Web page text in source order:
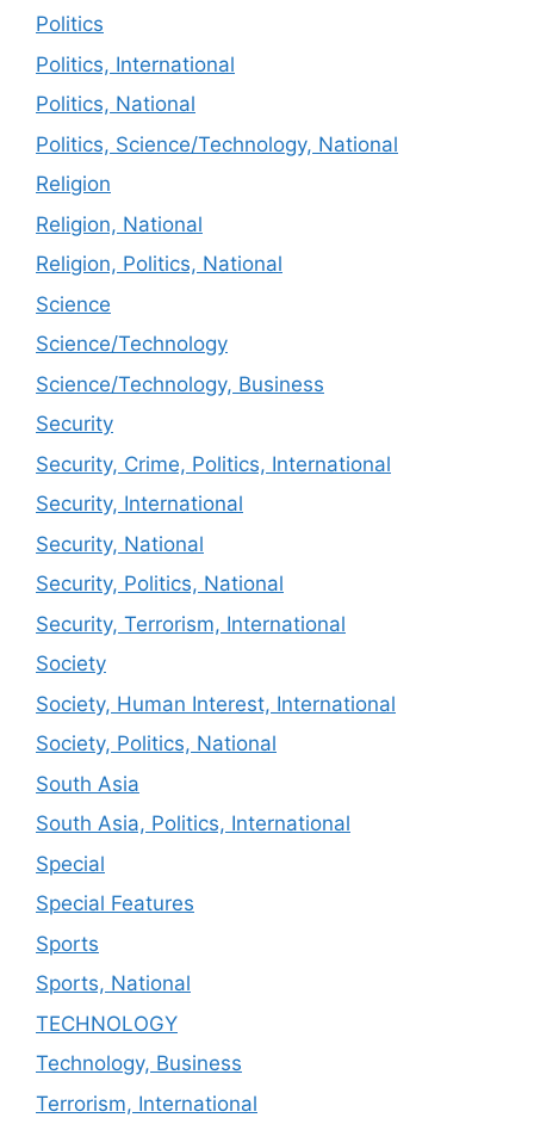
Politics
Politics, International
Politics, National
Politics, Science/Technology, National
Religion
Religion, National
Religion, Politics, National
Science
Science/Technology
Science/Technology, Business
Security
Security, Crime, Politics, International
Security, International
Security, National
Security, Politics, National
Security, Terrorism, International
Society
Society, Human Interest, International
Society, Politics, National
South Asia
South Asia, Politics, International
Special
Special Features
Sports
Sports, National
TECHNOLOGY
Technology, Business
Terrorism, International